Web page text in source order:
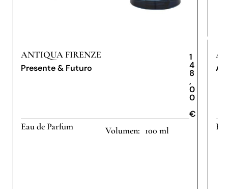
ANTIQUA FIRENZE
Presente & Futuro
1
4
8
,
0
0
€
Eau de Parfum 100 ml